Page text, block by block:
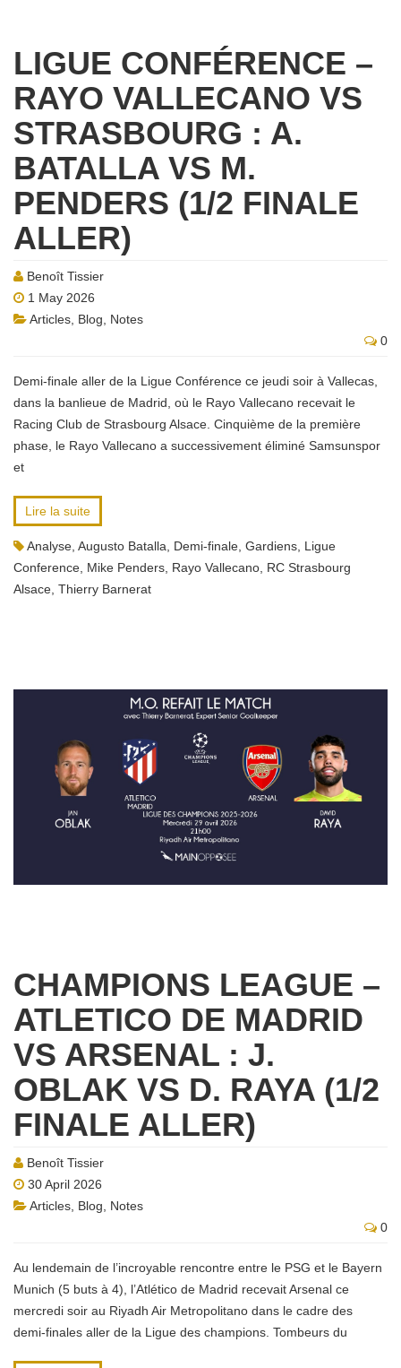
LIGUE CONFÉRENCE –
RAYO VALLECANO VS
STRASBOURG : A.
BATALLA VS M.
PENDERS (1/2 FINALE
ALLER)
Benoît Tissier
1 May 2026
Articles Blog
Notes
0
Demi-finale aller de la Ligue Conférence ce jeudi soir à Vallecas,
dans la banlieue de Madrid, où le Rayo Vallecano recevait le
Racing Club de Strasbourg Alsace. Cinquième de la première
phase, le Rayo Vallecano a successivement éliminé Samsunspor
et
Lire la suite
Analyse Augusto Batalla Demi-finale Gardiens Ligue
Conference Mike Penders Rayo Vallecano RC Strasbourg
Alsace Thierry Barnerat
CHAMPIONS LEAGUE –
ATLETICO DE MADRID
VS ARSENAL : J.
OBLAK VS D. RAYA (1/2
FINALE ALLER)
Benoît Tissier
30 April 2026
Articles Blog
Notes
0
Au lendemain de l’incroyable rencontre entre le PSG et le Bayern
Munich (5 buts à 4), l’Atlético de Madrid recevait Arsenal ce
mercredi soir au Riyadh Air Metropolitano dans le cadre des
demi-finales aller de la Ligue des champions. Tombeurs du